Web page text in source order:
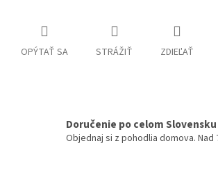
OPÝTAŤ SA STRÁŽIŤ ZDIEĽAŤ
Doručenie po celom Slovensku
Objednaj si z pohodlia domova. Nad